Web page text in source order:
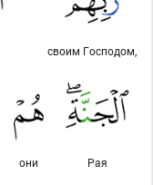
своим Господом,
Рая
они